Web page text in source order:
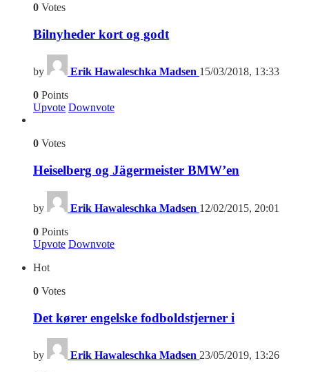
0 Votes
Bilnyheder kort og godt
by Erik Hawaleschka Madsen 15/03/2018, 13:33
0 Points
Upvote Downvote
0 Votes
Heiselberg og Jägermeister BMW’en
by Erik Hawaleschka Madsen 12/02/2015, 20:01
0 Points
Upvote Downvote
Hot
0 Votes
Det kører engelske fodboldstjerner i
by Erik Hawaleschka Madsen 23/05/2019, 13:26